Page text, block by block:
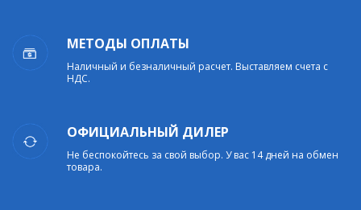
МЕТОДЫ ОПЛАТЫ
Наличный и безналичный расчет. Выставляем счета с
НДС.
ОФИЦИАЛЬНЫЙ ДИЛЕР
Не беспокойтесь за свой выбор. У вас 14 дней на обмен
товара.